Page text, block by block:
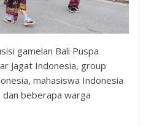
gamelan Bali Puspa
Jagat Indonesia, group
mahasiswa Indonesia
beberapa warga